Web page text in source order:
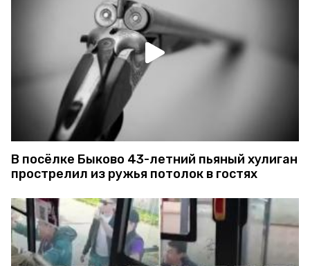
В посёлке Быково 43-летний пьяный хулиган
прострелил из ружья потолок в гостях